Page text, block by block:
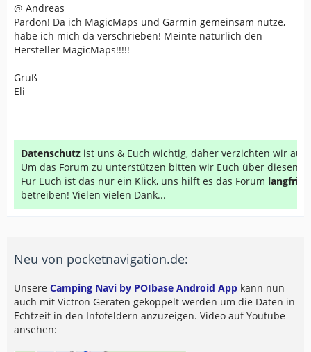
@ Andreas
Pardon! Da ich MagicMaps und Garmin gemeinsam nutze,
habe ich mich da verschrieben! Meinte natürlich den
Hersteller MagicMaps!!!!!
Gruß
Eli
Datenschutz ist uns & Euch wichtig, daher verzichten wir auf
Um das Forum zu unterstützen bitten wir Euch über diesen
Für Euch ist das nur ein Klick, uns hilft es das Forum
betreiben! Vielen vielen Dank...
Neu von pocketnavigation.de:
Unsere Camping Navi by POIbase Android App kann nun
auch mit Victron Geräten gekoppelt werden um die Daten in
Echtzeit in den Infofeldern anzuzeigen. Video auf Youtube
ansehen: